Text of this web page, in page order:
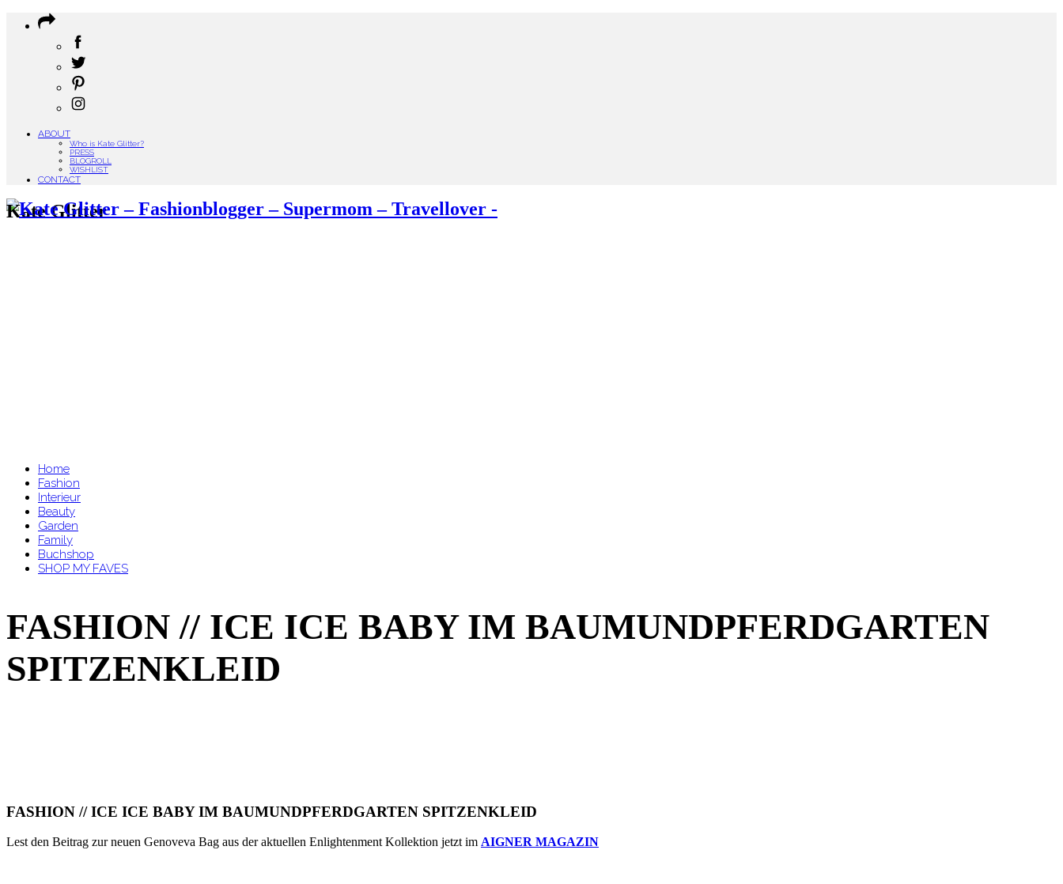
ABOUT
Who is Kate Glitter?
PRESS
BLOGROLL
WISHLIST
CONTACT
Kate Glitter
Home
Fashion
Interieur
Beauty
Garden
Family
Buchshop
SHOP MY FAVES
FASHION // ICE ICE BABY IM BAUMUNDPFERDGARTEN
SPITZENKLEID
FASHION // ICE ICE BABY IM BAUMUNDPFERDGARTEN SPITZENKLEID
Lest den Beitrag zur neuen Genoveva Bag aus der aktuellen Enlightenment Kollektion jetzt im AIGNER MAGAZIN